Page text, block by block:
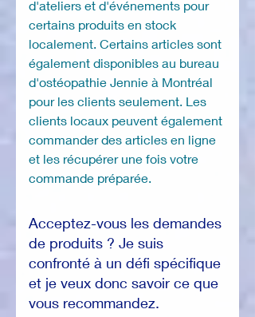
d'ateliers et d'événements pour
certains produits en stock
localement. Certains articles sont
également disponibles au bureau
d'ostéopathie Jennie à Montréal
pour les clients seulement. Les
clients locaux peuvent également
commander des articles en ligne
et les récupérer une fois votre
commande préparée.
Acceptez-vous les demandes
de produits ? Je suis
confronté à un défi spécifique
et je veux donc savoir ce que
vous recommandez.